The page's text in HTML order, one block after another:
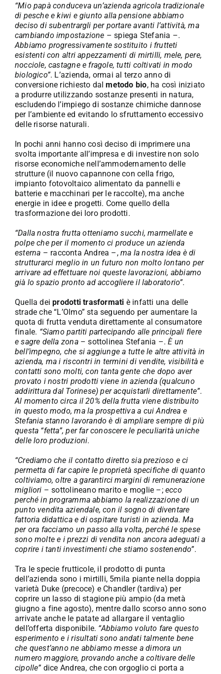
“Mio papà conduceva un’azienda agricola tradizionale
di pesche e kiwi e giunto alla pensione abbiamo
deciso di subentrargli per portare avanti l’attività, ma
cambiando impostazione – spiega Stefania –.
Abbiamo progressivamente sostituito i frutteti
esistenti con altri appezzamenti di mirtilli, mele, pere,
nocciole, castagne e fragole, tutti coltivati in modo
biologico”. L’azienda, ormai al terzo anno di
conversione richiesto dalmetodo bio, ha così iniziato
a produrre utilizzando sostanze presenti in natura,
escludendo l’impiego di sostanze chimiche dannose
per l’ambiente ed evitando lo sfruttamento eccessivo
delle risorse naturali.
In pochi anni hanno così deciso di imprimere una
svolta importante all’impresa e di investire non solo
risorse economiche nell’ammodernamento delle
strutture (il nuovo capannone con cella frigo,
impianto fotovoltaico alimentato da pannelli e
batterie e macchinari per le raccolte), ma anche
energie in idee e progetti. Come quello della
trasformazione dei loro prodotti.
“Dalla nostra frutta otteniamo succhi, marmellate e
polpe che per il momento ci produce un azienda
esterna – racconta Andrea –,ma la nostra idea è di
strutturarci meglio in un futuro non molto lontano per
arrivare ad effettuare noi queste lavorazioni, abbiamo
già lo spazio pronto ad accogliere il laboratorio”.
Quella dei prodotti trasformati è infatti una delle
strade che “L’Olmo” sta seguendo per aumentare la
quota di frutta venduta direttamente al consumatore
finale. “Siamo partiti partecipando alle principali fiere
e sagre della zona– sottolinea Stefania –.È un
bell’impegno, che si aggiunge a tutte le altre attività in
azienda, ma i riscontri in termini di vendite, visibilità e
contatti sono molti, con tanta gente che dopo aver
provato i nostri prodotti viene in azienda (qualcuno
addirittura dal Torinese) per acquistarli direttamente”.
Al momento circa il 20% della frutta viene distribuito
in questo modo, ma la prospettiva a cui Andrea e
Stefania stanno lavorando è di ampliare sempre di più
questa “fetta”, per far conoscere le peculiarità uniche
delle loro produzioni.
“Crediamo che il contatto diretto sia prezioso e ci
permetta di far capire le proprietà specifiche di quanto
coltiviamo, oltre a garantirci margini di remunerazione
migliori – sottolineano marito e moglie –;ecco
perché in programma abbiamo la realizzazione di un
punto vendita aziendale, con il sogno di diventare
fattoria didattica e di ospitare turisti in azienda. Ma
per ora facciamo un passo alla volta, perché le spese
sono molte e i prezzi di vendita non ancora adeguati a
coprire i tanti investimenti che stiamo sostenendo”.
Tra le specie frutticole, il prodotto di punta
dell’azienda sono i mirtilli, 5mila piante nella doppia
varietà Duke (precoce) e Chandler (tardiva) per
coprire un lasso di stagione più ampio (da metà
giugno a fine agosto), mentre dallo scorso anno sono
arrivate anche le patate ad allargare il ventaglio
dell’offerta disponibile. “Abbiamo voluto fare questo
esperimento e i risultati sono andati talmente bene
che quest’anno ne abbiamo messe a dimora un
numero maggiore, provando anche a coltivare delle
cipolle”dice Andrea, che con orgoglio ci porta a